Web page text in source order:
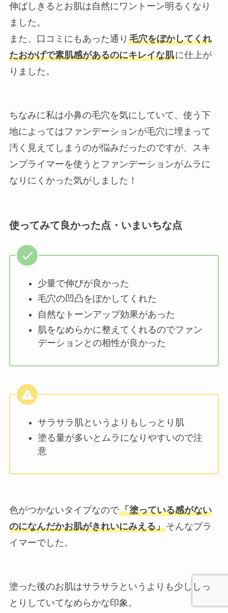
伸ばしきるとお肌は自然にワントーン明るくなり
ました。
また、口コミにもあった通り 毛穴をぼかしてくれ
たおかげで素肌感があるのにキレイな肌に仕上が
りました。
ちなみに私は小鼻の毛穴を気にしていて、使う下
地によってはファンデーションが毛穴に埋まって
汚く見えてしまうのが悩みだったのですが、スキ
ンプライマーを使うとファンデーションがムラに
なりにくかった気がしました！
使ってみて良かった点・いまいちな点
少量で伸びが良かった
毛穴の凹凸をぼかしてくれた
自然なトーンアップ効果があった
肌をなめらかに整えてくれるのでファン
デーションとの相性が良かった
サラサラ肌というよりもしっとり肌
塗る量が多いとムラになりやすいので注
意
色がつかないタイプなので「塗っている感がない
のになんだかお肌がきれいにみえる」そんなプラ
イマーでした。
塗った後のお肌はサラサラというよりも少ししっ
とりしていてなめらかな印象。